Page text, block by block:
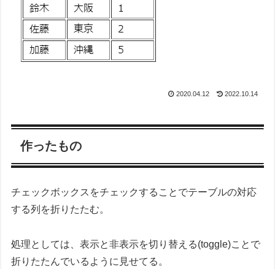
2020.04.12 2022.10.14
作ったもの
チェックボックスをチェックすることでテーブルの対応
する列を折りたたむ。
処理としては、表示と非表示を切り替える(toggle)ことで
折りたたんでいるように見せてる。